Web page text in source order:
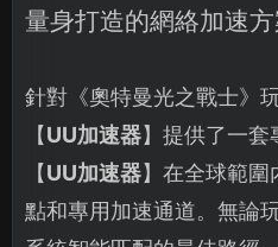
量身打造的網絡加速
針對《奧特曼光之戰士》
【UU加速器】提供了一套
【UU加速器】在全球範
點和專用加速通道。無論